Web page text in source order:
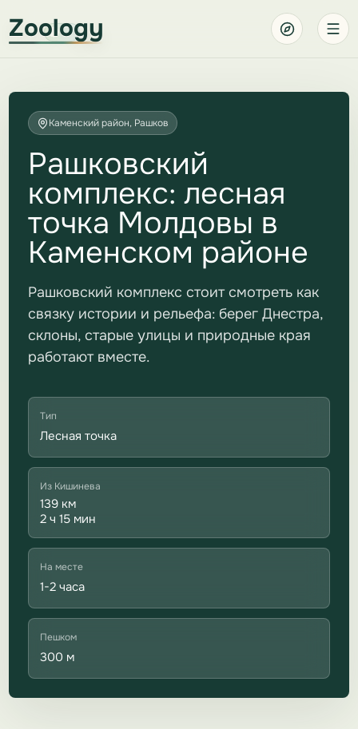
Zoology
Каменский район, Рашков
Рашковский
комплекс: лесная
точка Молдовы в
Каменском районе
Рашковский комплекс стоит смотреть как
связку истории и рельефа: берег Днестра,
склоны, старые улицы и природные края
работают вместе.
Тип
Лесная точка
Из Кишинева
139 км
2 ч 15 мин
На месте
1-2 часа
Пешком
300 м